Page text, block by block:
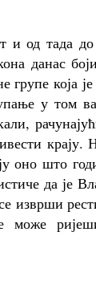
и од тада
данас
која
у том
крају.
оно што
да је
изврши
може